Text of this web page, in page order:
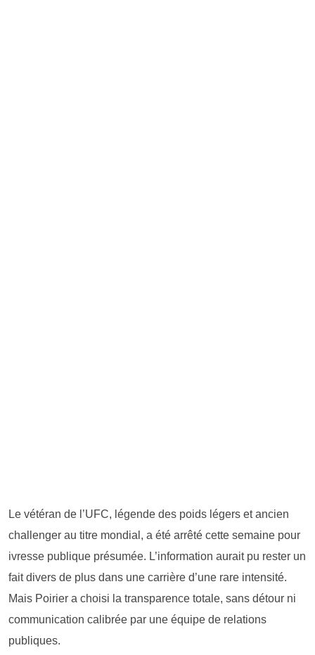
Le vétéran de l’UFC, légende des poids légers et ancien
challenger au titre mondial, a été arrêté cette semaine pour
ivresse publique présumée. L’information aurait pu rester un
fait divers de plus dans une carrière d’une rare intensité.
Mais Poirier a choisi la transparence totale, sans détour ni
communication calibrée par une équipe de relations
publiques.